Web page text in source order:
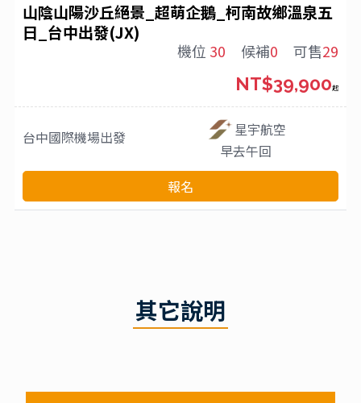
山陰山陽沙丘絕景_超萌企鵝_柯南故鄉溫泉五
日_台中出發(JX)
機位 30 候補0 可售29
台中國際機場出發
星宇航空
早去午回
NT$39,900起
報名
其它說明